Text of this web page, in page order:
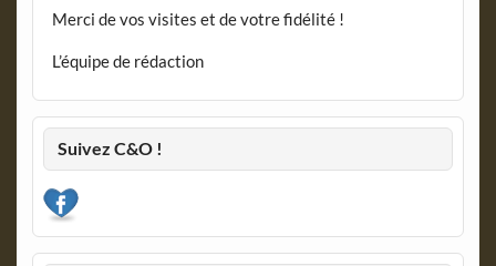
Merci de vos visites et de votre fidélité !
L’équipe de rédaction
Suivez C&O !